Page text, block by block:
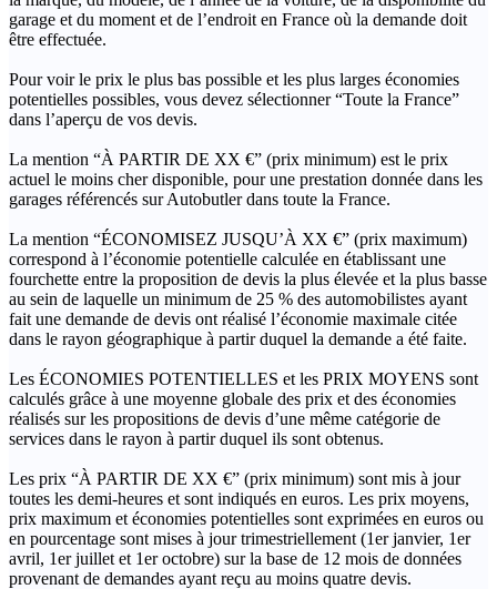
garage et du moment et de l’endroit en France où la demande doit
être effectuée.
Pour voir le prix le plus bas possible et les plus larges économies
potentielles possibles, vous devez sélectionner “Toute la France”
dans l’aperçu de vos devis.
La mention “À PARTIR DE XX €” (prix minimum) est le prix
actuel le moins cher disponible, pour une prestation donnée dans les
garages référencés sur Autobutler dans toute la France.
La mention “ÉCONOMISEZ JUSQU’À XX €” (prix maximum)
correspond à l’économie potentielle calculée en établissant une
fourchette entre la proposition de devis la plus élevée et la plus basse
au sein de laquelle un minimum de 25 % des automobilistes ayant
fait une demande de devis ont réalisé l’économie maximale citée
dans le rayon géographique à partir duquel la demande a été faite.
Les ÉCONOMIES POTENTIELLES et les PRIX MOYENS sont
calculés grâce à une moyenne globale des prix et des économies
réalisés sur les propositions de devis d’une même catégorie de
services dans le rayon à partir duquel ils sont obtenus.
Les prix “À PARTIR DE XX €” (prix minimum) sont mis à jour
toutes les demi-heures et sont indiqués en euros. Les prix moyens,
prix maximum et économies potentielles sont exprimées en euros ou
en pourcentage sont mises à jour trimestriellement (1er janvier, 1er
avril, 1er juillet et 1er octobre) sur la base de 12 mois de données
provenant de demandes ayant reçu au moins quatre devis.